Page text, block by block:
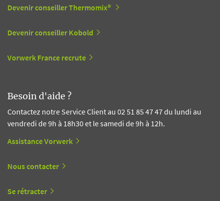
Devenir conseiller Thermomix®
Devenir conseiller Kobold
Vorwerk France recrute
Besoin d'aide ?
Contactez notre Service Client au 02 51 85 47 47 du lundi au
vendredi de 9h à 18h30 et le samedi de 9h à 12h.
Assistance Vorwerk
Nous contacter
Se rétracter